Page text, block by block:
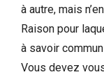
à autre, mais
Raison pour
à savoir
Vous devez